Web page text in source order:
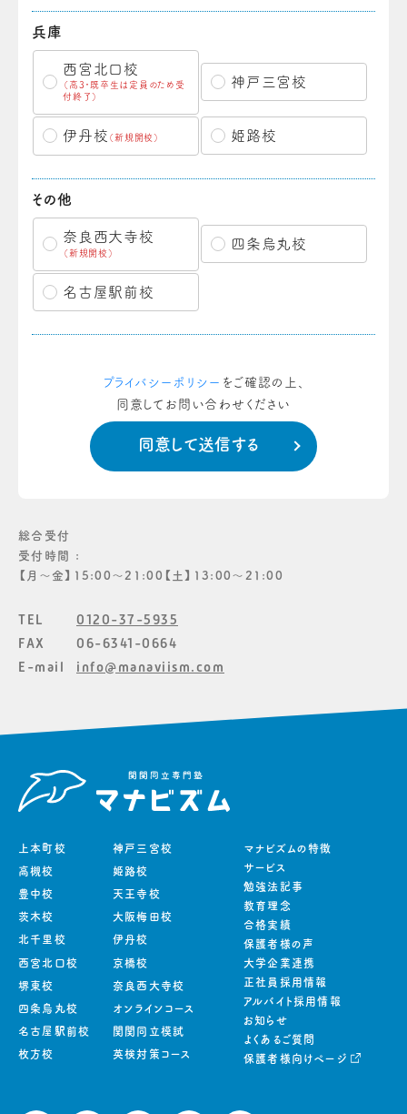
兵庫
西宮北口校
（高3・既卒生は定員のため受
付終了）
神戸三宮校
伊丹校 （新規開校） 姫路校
その他
奈良西大寺校
（新規開校）
四条烏丸校
名古屋駅前校
プライバシーポリシー をご確認の上、
同意してお問い合わせください
総合受付
受付時間 :
【月〜金】15:00〜21:00【土】13:00〜21:00
TEL
0120-37-5935
FAX
06-6341-0664
E-mail
info@manaviism.com
上本町校
高槻校
豊中校
茨木校
北千里校
西宮北口校
堺東校
四条烏丸校
名古屋駅前校
枚方校
神戸三宮校
姫路校
天王寺校
大阪梅田校
伊丹校
京橋校
奈良西大寺校
オンラインコース
関関同立模試
英検対策コース
マナビズムの特徴
サービス
勉強法記事
教育理念
合格実績
保護者様の声
大学企業連携
正社員採用情報
アルバイト採用情報
お知らせ
よくあるご質問
保護者様向けページ